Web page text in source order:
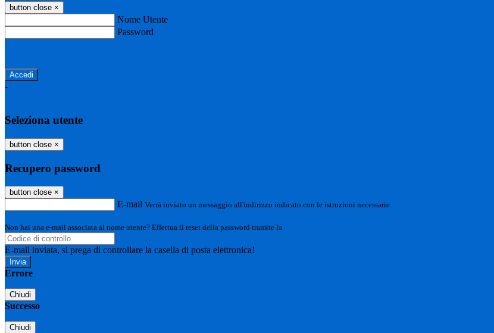
button close ×
Nome Utente
Password
-
Seleziona utente
button close ×
Recupero password
button close ×
E-mail Verrà inviato un messaggio all'indirizzo indicato con le istruzioni necessarie.
Non hai una e-mail associata al nome utente? Effettua il reset della password tramite la
E-mail inviata, si prega di controllare la casella di posta elettronica!
Errore
Chiudi
Successo
Chiudi